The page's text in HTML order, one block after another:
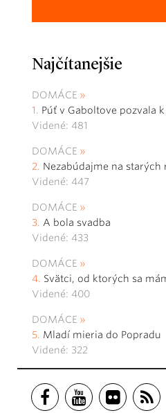
Najčítanejšie
DOMÁCE
Púť v Gaboltove pozvala
Videné: 481
DOMÁCE
Nezabúdajme na starých
Videné: 447
DOMÁCE
A bola svadba
Videné: 433
DOMÁCE
Svätci, od ktorých sa
Videné: 400
DOMÁCE
Mladí mieria do Popradu
Videné: 322